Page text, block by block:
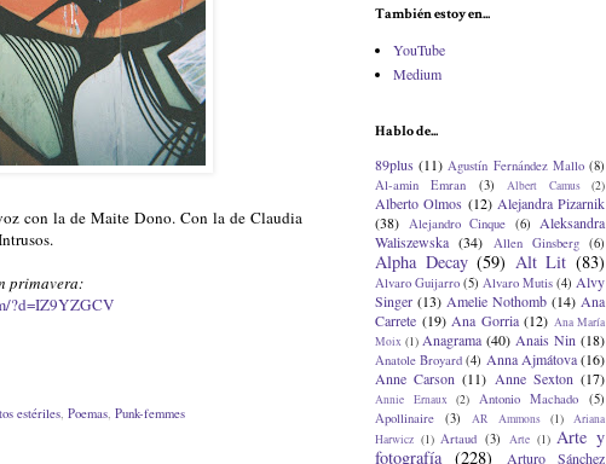
con la de Maite Dono. Con la de Claudia
primavera:
?d=IZ9YZGCV
estériles, Poemas, Punk-femmes
También estoy en...
YouTube
Medium
Hablo de...
89plus (11) Agustín Fernández Mallo (8)
Al-amin Emran
(3) Albert Camus (2)
Alberto Olmos (12) Alejandra Pizarnik
(38)
Alejandro Cinque (6)
Aleksandra
Waliszewska (34) Allen Ginsberg (6)
Alpha Decay (59) Alt Lit (83)
Alvaro Guijarro (5) Alvaro Mutis (4) Alvy
Singer (13) Amelie Nothomb (14) Ana
Carrete (19) Ana Gorria (12) Ana María
Moix (1) Anagrama (40) Anais Nin (18)
Anatole Broyard (4) Anna Ajmátova (16)
Anne Carson (11) Anne Sexton (17)
Annie Ernaux (2) Antonio Machado
(5)
Apollinaire
(3) AR Ammons (1)
Ariana
Harwicz (1) Artaud (3) Arte (1) Arte y
fotografía (228)
Arturo Sánchez